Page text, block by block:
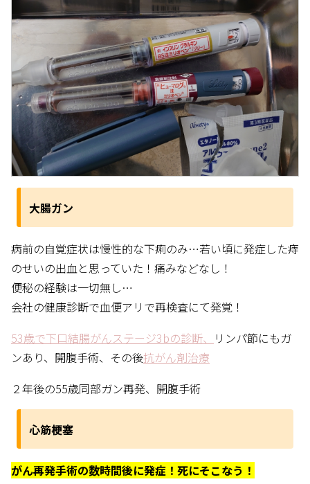
大腸ガン
病前の自覚症状は慢性的な下痢のみ…若い頃に発症した痔
のせいの出血と思っていた！痛みなどなし！
便秘の経験は一切無し…
会社の健康診断で血便アリで再検査にて発覚！
53歳で下口結腸がんステージ3bの診断、
リンパ節にもガ
ンあり、開腹手術、その後抗がん剤治療
２年後の55歳同部ガン再発、開腹手術
心筋梗塞
がん再発手術の数時間後に発症！死にそこなう！